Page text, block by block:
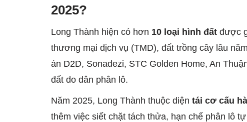
2025?
Long Thành hiện có hơn 10 loại hình đất được
thương mại dịch vụ (TMD), đất trồng cây lâu
án D2D, Sonadezi, STC Golden Home, An
đất do dân phân lô.
Năm 2025, Long Thành thuộc diện tái cơ cấu
thêm việc siết chặt tách thửa, hạn chế phân lô